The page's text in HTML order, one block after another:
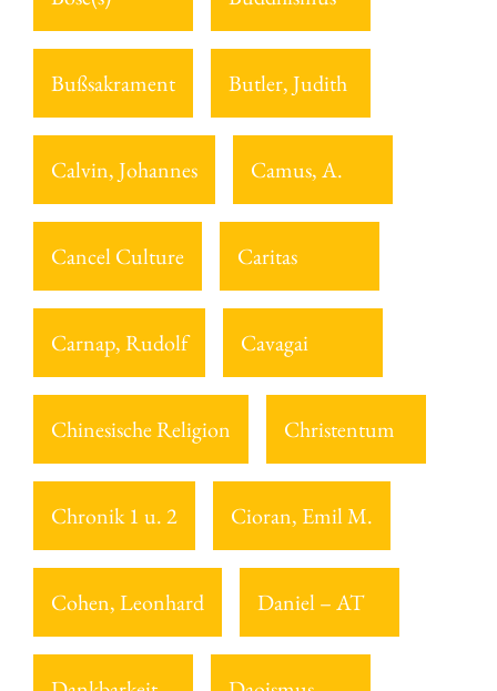
Bußsakrament Butler, Judith
Calvin, Johannes Camus, A.
Cancel Culture Caritas
Carnap, Rudolf Cavagai
Chinesische Religion Christentum
Chronik 1 u. 2 Cioran, Emil M.
Cohen, Leonhard Daniel – AT